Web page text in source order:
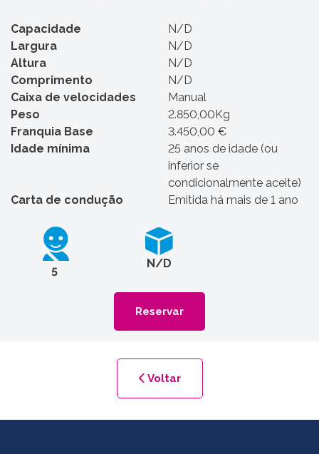
Capacidade
N/D
Largura
N/D
Altura
N/D
Comprimento
N/D
Caixa de velocidades
Manual
Peso
2.850,00Kg
Franquia Base
3.450,00 €
Idade mínima
25 anos de idade (ou
inferior se
condicionalmente aceite)
Carta de condução
Emitida há mais de 1 ano
5
N/D
Reservar
Voltar